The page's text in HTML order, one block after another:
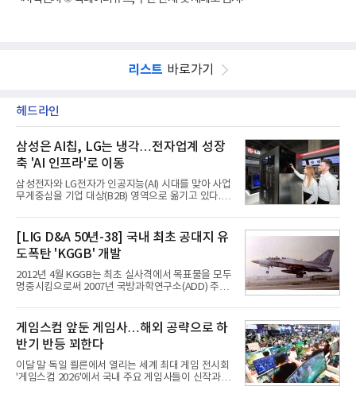
리스트 바로가기
헤드라인
삼성은 AI칩, LG는 냉각…전자업계 성장
축 'AI 인프라'로 이동
삼성전자와 LG전자가 인공지능(AI) 시대를 맞아 사업
무게중심을 기업 대상(B2B) 영역으로 옮기고 있다.
접어든 가운데 삼성전자는 AI 반도체를 중심으로 데
이터센터 생태계 공략을 강화하고 LG전자는 냉각솔
루션·전장·로봇 등 기업용 솔루션 사업 확대에 속도를
내고 있다.9일 업계에 따르면 LG전자는 2분기 생활가
전과 프리미엄 제품 경쟁력에 더해 B2B 사업 확대 효
과로 수익성을 방어한 반면 삼성전자는 디바이스경험
(DX) 부문의 TV·생활가전 수익성이 악화됐다. 대신 삼
사업 확대
[LIG D&A 50년-38] 국내 최초 공대지 유
도폭탄 'KGGB' 개발
2012년 4월 KGGB는 최초 실사격에서 목표물을 모두
명중시킴으로써 2007년 국방과학연구소(ADD) 주관
체로 참여했다. 체계개발에는 총 400여억 원의 개발
비와 62개월의 기간이 소요됐다. 한국형 GPS 유도폭
탄 KGGB(Korea GPS Guided Bomb)는 국내 최초
의 공대지 유도폭탄으로 2012년에 최종 전투용 적합
판정을 받았다.우리 공군이 운용하는 모든 전투기에
탑재할 수 있는 KGGB는 일반목적폭탄(General
Purpose Bomb)에 장착하여 운용토록 개발됐다.이
게임스컴 앞둔 게임사…해외 공략으로 하
반기 반등 꾀한다
이달 말 독일 쾰른에서 열리는 세계 최대 게임 전시회
'게임스컴 2026'에서 국내 주요 게임사들이 신작과 글